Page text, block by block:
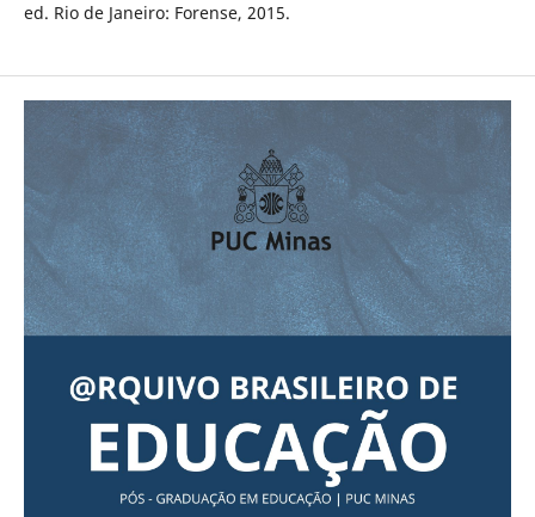
ed. Rio de Janeiro: Forense, 2015.